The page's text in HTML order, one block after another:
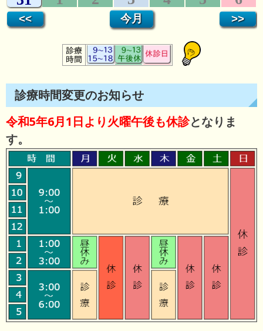
診療時間変更のお知らせ
令和5年6月1日より火曜午後も休診となりま
す。